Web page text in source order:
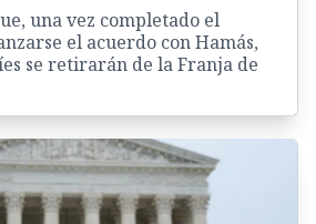
una vez completado el
el acuerdo con Hamás,
se retirarán de la Franja de